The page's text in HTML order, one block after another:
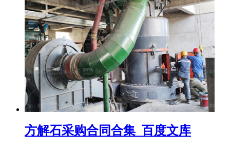
方解石采购合同合集_百度文库